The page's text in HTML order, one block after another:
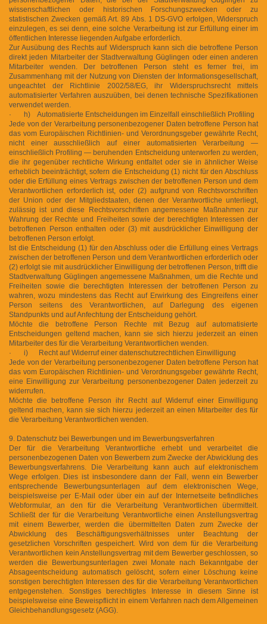
wissenschaftlichen oder historischen Forschungszwecken oder zu
statistischen Zwecken gemäß Art. 89 Abs. 1 DS-GVO erfolgen, Widerspruch
einzulegen, es sei denn, eine solche Verarbeitung ist zur Erfüllung einer im
öffentlichen Interesse liegenden Aufgabe erforderlich.
Zur Ausübung des Rechts auf Widerspruch kann sich die betroffene Person
direkt jeden Mitarbeiter der Stadtverwaltung Güglingen oder einen anderen
Mitarbeiter wenden. Der betroffenen Person steht es ferner frei, im
Zusammenhang mit der Nutzung von Diensten der Informationsgesellschaft,
ungeachtet der Richtlinie 2002/58/EG, ihr Widerspruchsrecht mittels
automatisierter Verfahren auszuüben, bei denen technische Spezifikationen
verwendet werden.
· h) Automatisierte Entscheidungen im Einzelfall einschließlich Profiling
Jede von der Verarbeitung personenbezogener Daten betroffene Person hat
das vom Europäischen Richtlinien- und Verordnungsgeber gewährte Recht,
nicht einer ausschließlich auf einer automatisierten Verarbeitung —
einschließlich Profiling — beruhenden Entscheidung unterworfen zu werden,
die ihr gegenüber rechtliche Wirkung entfaltet oder sie in ähnlicher Weise
erheblich beeinträchtigt, sofern die Entscheidung (1) nicht für den Abschluss
oder die Erfüllung eines Vertrags zwischen der betroffenen Person und dem
Verantwortlichen erforderlich ist, oder (2) aufgrund von Rechtsvorschriften
der Union oder der Mitgliedstaaten, denen der Verantwortliche unterliegt,
zulässig ist und diese Rechtsvorschriften angemessene Maßnahmen zur
Wahrung der Rechte und Freiheiten sowie der berechtigten Interessen der
betroffenen Person enthalten oder (3) mit ausdrücklicher Einwilligung der
betroffenen Person erfolgt.
Ist die Entscheidung (1) für den Abschluss oder die Erfüllung eines Vertrags
zwischen der betroffenen Person und dem Verantwortlichen erforderlich oder
(2) erfolgt sie mit ausdrücklicher Einwilligung der betroffenen Person, trifft die
Stadtverwaltung Güglingen angemessene Maßnahmen, um die Rechte und
Freiheiten sowie die berechtigten Interessen der betroffenen Person zu
wahren, wozu mindestens das Recht auf Erwirkung des Eingreifens einer
Person seitens des Verantwortlichen, auf Darlegung des eigenen
Standpunkts und auf Anfechtung der Entscheidung gehört.
Möchte die betroffene Person Rechte mit Bezug auf automatisierte
Entscheidungen geltend machen, kann sie sich hierzu jederzeit an einen
Mitarbeiter des für die Verarbeitung Verantwortlichen wenden.
· i) Recht auf Widerruf einer datenschutzrechtlichen Einwilligung
Jede von der Verarbeitung personenbezogener Daten betroffene Person hat
das vom Europäischen Richtlinien- und Verordnungsgeber gewährte Recht,
eine Einwilligung zur Verarbeitung personenbezogener Daten jederzeit zu
widerrufen.
Möchte die betroffene Person ihr Recht auf Widerruf einer Einwilligung
geltend machen, kann sie sich hierzu jederzeit an einen Mitarbeiter des für
die Verarbeitung Verantwortlichen wenden.
9. Datenschutz bei Bewerbungen und im Bewerbungsverfahren
Der für die Verarbeitung Verantwortliche erhebt und verarbeitet die
personenbezogenen Daten von Bewerbern zum Zwecke der Abwicklung des
Bewerbungsverfahrens. Die Verarbeitung kann auch auf elektronischem
Wege erfolgen. Dies ist insbesondere dann der Fall, wenn ein Bewerber
entsprechende Bewerbungsunterlagen auf dem elektronischen Wege,
beispielsweise per E-Mail oder über ein auf der Internetseite befindliches
Webformular, an den für die Verarbeitung Verantwortlichen übermittelt.
Schließt der für die Verarbeitung Verantwortliche einen Anstellungsvertrag
mit einem Bewerber, werden die übermittelten Daten zum Zwecke der
Abwicklung des Beschäftigungsverhältnisses unter Beachtung der
gesetzlichen Vorschriften gespeichert. Wird von dem für die Verarbeitung
Verantwortlichen kein Anstellungsvertrag mit dem Bewerber geschlossen, so
werden die Bewerbungsunterlagen zwei Monate nach Bekanntgabe der
Absageentscheidung automatisch gelöscht, sofern einer Löschung keine
sonstigen berechtigten Interessen des für die Verarbeitung Verantwortlichen
entgegenstehen. Sonstiges berechtigtes Interesse in diesem Sinne ist
beispielsweise eine Beweispflicht in einem Verfahren nach dem Allgemeinen
Gleichbehandlungsgesetz (AGG).